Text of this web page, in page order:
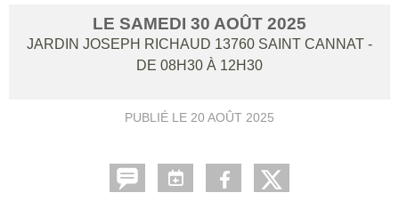
LE SAMEDI 30 AOÛT 2025
JARDIN JOSEPH RICHAUD 13760 SAINT CANNAT -
DE 08H30 À 12H30
PUBLIÉ LE 20 AOÛT 2025